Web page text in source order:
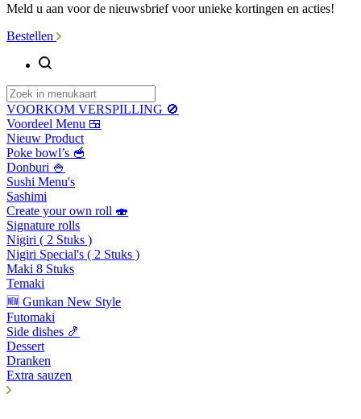
Meld u aan voor de nieuwsbrief voor unieke kortingen en acties!
Bestellen
VOORKOM VERSPILLING 🚫
Voordeel Menu 🍱
Nieuw Product
Poke bowl’s 🥣
Donburi 🍚
Sushi Menu's
Sashimi
Create your own roll 🍣
Signature rolls
Nigiri ( 2 Stuks )
Nigiri Special's ( 2 Stuks )
Maki 8 Stuks
Temaki
🆕 Gunkan New Style
Futomaki
Side dishes 🍤
Dessert
Dranken
Extra sauzen